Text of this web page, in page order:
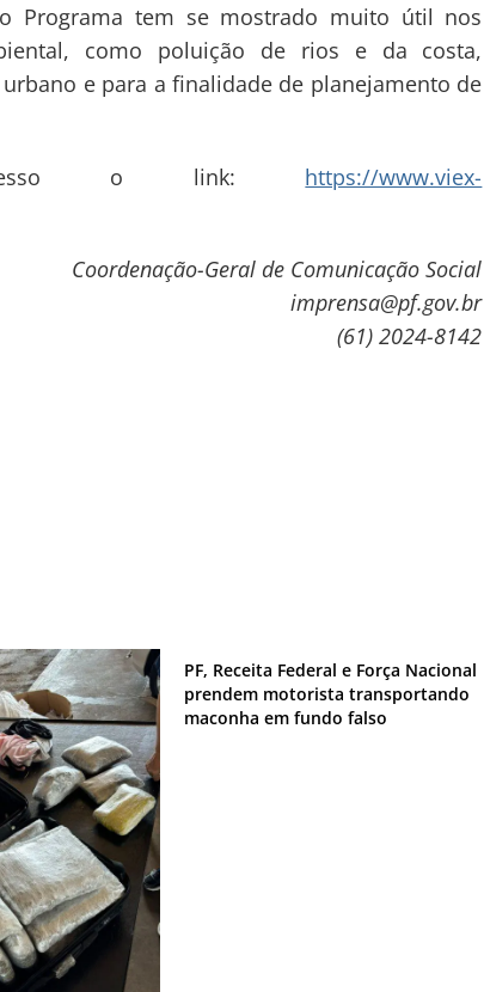
Programa tem se mostrado muito útil nos
como poluição de rios e da costa,
e para a finalidade de planejamento de
acesso o link: https://www.viex-
Coordenação-Geral de Comunicação Social
imprensa@pf.gov.br
(61) 2024-8142
PF, Receita Federal e Força Nacional
prendem motorista transportando
maconha em fundo falso